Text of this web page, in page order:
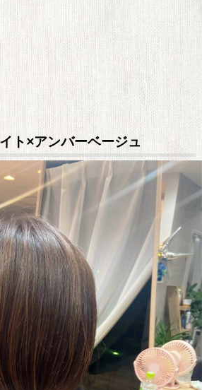
ト×アンバーベージュ